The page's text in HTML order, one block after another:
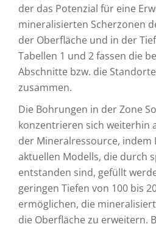
der das Potenzial für eine
mineralisierten Scherzonen
der Oberfläche und in der
Tabellen 1 und 2 fassen die
Abschnitte bzw. die
zusammen.
Die Bohrungen in der Zone
konzentrieren sich weiterhin
der Mineralressource, indem
aktuellen Modells, die durch
entstanden sind, gefüllt
geringen Tiefen von 100 bis
ermöglichen, die
die Oberfläche zu erweitern.